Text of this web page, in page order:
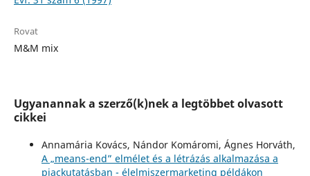
Rovat
M&M mix
Ugyanannak a szerző(k)nek a legtöbbet olvasott
cikkei
Annamária Kovács, Nándor Komáromi, Ágnes Horváth,
A „means-end” elmélet és a létrázás alkalmazása a
piackutatásban - élelmiszermarketing példákon